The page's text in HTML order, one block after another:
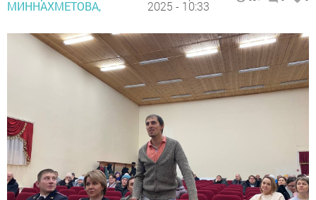
МИННАХМЕТОВА,
2025 - 10:33